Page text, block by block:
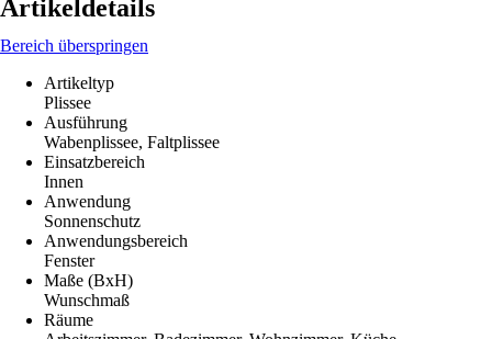
Artikeldetails
Bereich überspringen
Artikeltyp
Plissee
Ausführung
Wabenplissee, Faltplissee
Einsatzbereich
Innen
Anwendung
Sonnenschutz
Anwendungsbereich
Fenster
Maße (BxH)
Wunschmaß
Räume